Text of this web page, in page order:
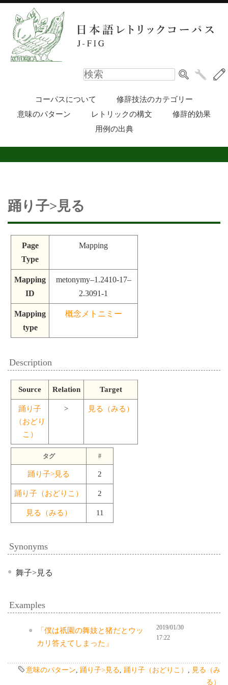
コーパスについて
修辞技法のカテゴリー
意味のパターン
レトリックの構文
修辞的効果
用例の出典
踊り子>見る
Page
Type
Mapping
Mapping
ID
metonymy–1.2410-17–
2.3091-1
Mapping
type
概念メトニミー
Description
Source Relation Target
踊り子
（おどり
こ）
> 見る（みる）
タグ #
踊り子>見る 2
踊り子（おどりこ） 2
見る（みる） 11
Synonyms
舞子>見る
Examples
「僕は祇園の舞妓と猪だとウッ
カリ答えてしまった」
2019/01/30
17:22
意味のパターン 踊り子>見る 踊り子（おどりこ）
見る（み
る）